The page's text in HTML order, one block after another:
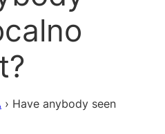
› Have anybody seen